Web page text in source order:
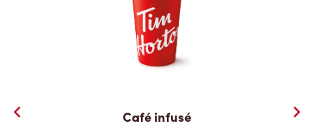
Café infusé